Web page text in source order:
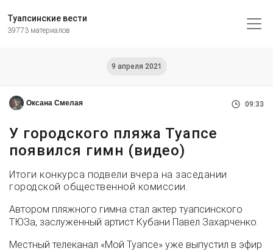
Туапсинские вести
39773 материалов
9 апреля 2021
Оксана Смелая 09:33
У городского пляжа Туапсе
появился гимн (видео)
Итоги конкурса подвели вчера на заседании
городской общественной комиссии.
Автором пляжного гимна стал актер туапсинского
ТЮЗа, заслуженный артист Кубани Павел Захарченко.
Местный телеканал «Мой Туапсе» уже выпустил в эфир